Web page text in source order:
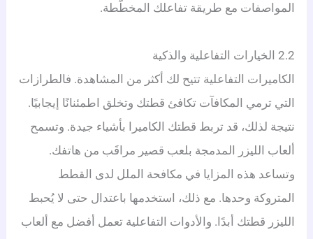
المواصفات مع طريقة تفاعلك المخطّطة.
2.2 الخيارات التفاعلية والذكية
الكاميرات التفاعلية تتيح لك أكثر من المشاهدة. فالطرازات
التي ترمي المكافآت تكافئ قطتك وتخلق اطمئنانًا إيجابيًا.
نتيجة لذلك، قد تربط قطتك الكاميرا بأشياء جيدة. وتسمح
ألعاب الليزر المدمجة بلعب قصير مراقَب من هاتفك.
وتساعد هذه المزايا في مكافحة الملل لدى القطط
المتروكة وحدها. مع ذلك، استخدمها باعتدال حتى لا يُحبط
الليزر قطتك أبدًا. والأدوات التفاعلية تعمل أفضل مع ألعاب